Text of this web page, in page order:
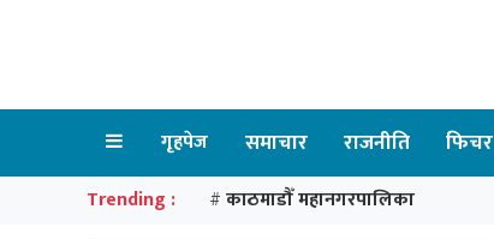
गृहपेज समाचार राजनीति फिचर
Trending : # काठमाडौँ महानगरपालिका